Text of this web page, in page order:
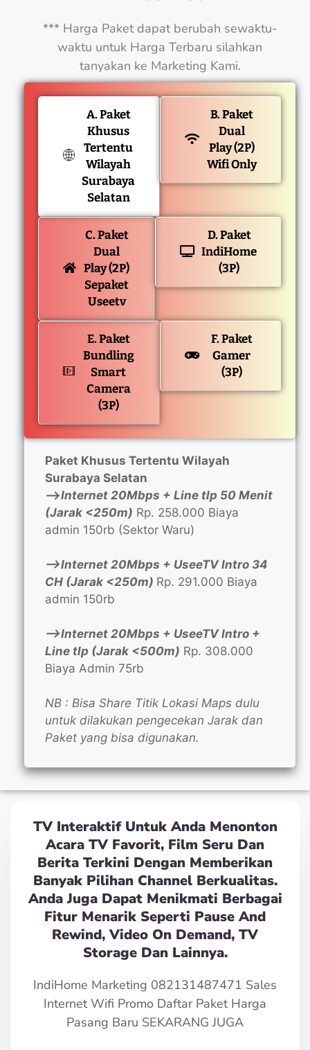
*** Harga Paket dapat berubah sewaktu-
waktu untuk Harga Terbaru silahkan
tanyakan ke Marketing Kami.
A. Paket
Khusus
Tertentu
Wilayah
Surabaya
Selatan
B. Paket
Dual
Play (2P)
Wifi Only
C. Paket
Dual
Play (2P)
Sepaket
Useetv
D. Paket
IndiHome
(3P)
E. Paket
Bundling
Smart
Camera
(3P)
F. Paket
Gamer
(3P)
Paket Khusus Tertentu Wilayah
Surabaya Selatan
—>Internet 20Mbps + Line tlp 50 Menit
(Jarak <250m) Rp. 258.000 Biaya
admin 150rb (Sektor Waru)
—>Internet 20Mbps + UseeTV Intro 34
CH (Jarak <250m) Rp. 291.000 Biaya
admin 150rb
—>Internet 20Mbps + UseeTV Intro +
Line tlp (Jarak <500m) Rp. 308.000
Biaya Admin 75rb
NB : Bisa Share Titik Lokasi Maps dulu
untuk dilakukan pengecekan Jarak dan
Paket yang bisa digunakan.
TV Interaktif Untuk Anda Menonton
Acara TV Favorit, Film Seru Dan
Berita Terkini Dengan Memberikan
Banyak Pilihan Channel Berkualitas.
Anda Juga Dapat Menikmati Berbagai
Fitur Menarik Seperti Pause And
Rewind, Video On Demand, TV
Storage Dan Lainnya.
IndiHome Marketing 082131487471 Sales
Internet Wifi Promo Daftar Paket Harga
Pasang Baru SEKARANG JUGA